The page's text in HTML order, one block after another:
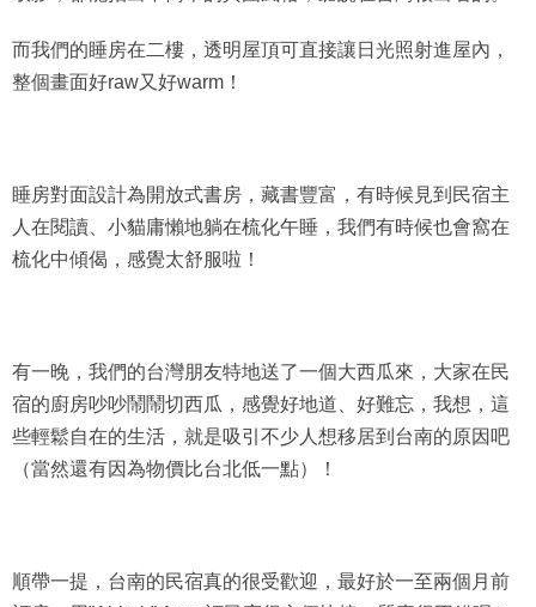
整個畫面好raw又好warm！
人在閱讀、小貓庸懶地躺在梳化午睡，我們有時候也會窩在
梳化中傾偈，感覺太舒服啦！
宿的廚房吵吵鬧鬧切西瓜，感覺好地道、好難忘，我想，這
些輕鬆自在的生活，就是吸引不少人想移居到台南的原因吧
（當然還有因為物價比台北低一點）！
訂房，用”Airbnb” Apps訂民宿很方便快捷，質素很不錯呢！